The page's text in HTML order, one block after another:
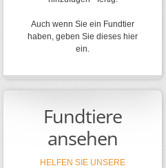
Auch wenn Sie ein Fundtier
haben, geben Sie dieses hier
ein.
Fundtiere
ansehen
HELFEN SIE UNSERE